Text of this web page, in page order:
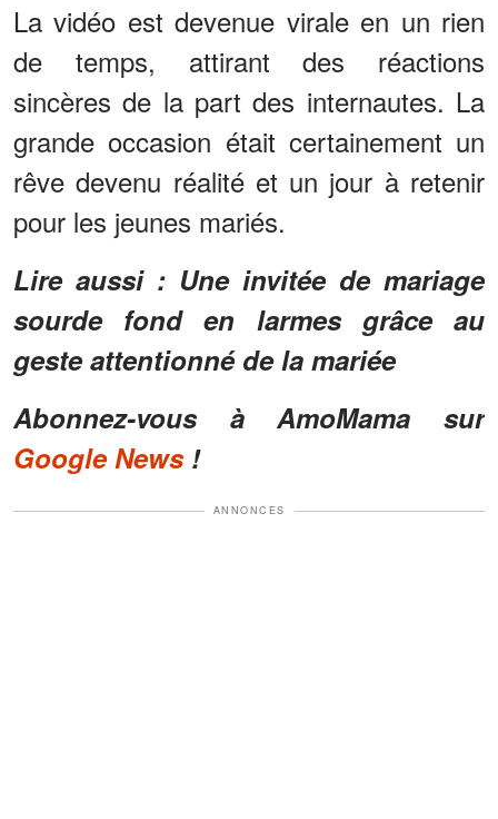
La vidéo est devenue virale en un rien
de temps, attirant des réactions
sincères de la part des internautes. La
grande occasion était certainement un
rêve devenu réalité et un jour à retenir
pour les jeunes mariés.
Lire aussi : Une invitée de mariage
sourde fond en larmes grâce au
geste attentionné de la mariée
Abonnez-vous à AmoMama sur
Google News!
ANNONCES